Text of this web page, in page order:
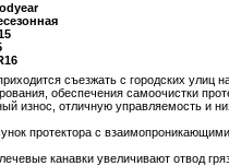
съезжать с городских улиц
обеспечения самоочистки
износ, отличную управляемость и
протектора с
канавки увеличивают отвод